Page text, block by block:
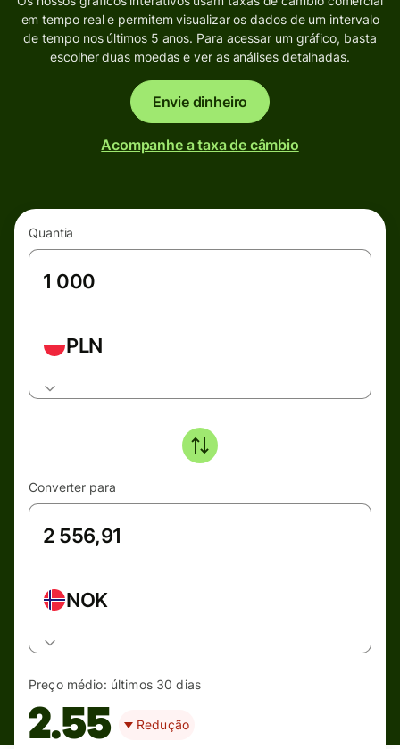
em tempo real e permitem visualizar os dados de um intervalo
de tempo nos últimos 5 anos. Para acessar um gráfico, basta
escolher duas moedas e ver as análises detalhadas.
Envie dinheiro
Acompanhe a taxa de câmbio
Quantia
PLN
Converter para
NOK
Preço médio: últimos 30 dias
2.55 Redução